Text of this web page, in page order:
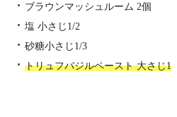
ブラウンマッシュルーム 2個
塩 小さじ1/2
砂糖小さじ1/3
トリュフバジルペースト 大さじ1